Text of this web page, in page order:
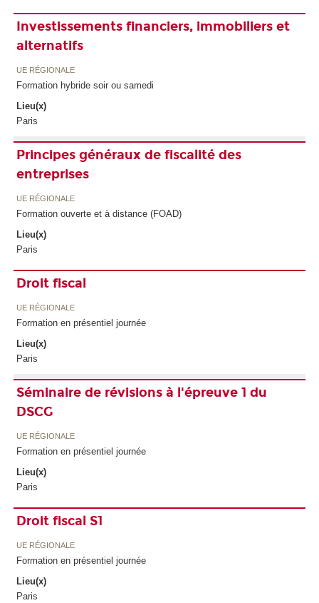
Investissements financiers, immobiliers et
alternatifs
UE RÉGIONALE
Formation hybride soir ou samedi
Lieu(x)
Paris
Principes généraux de fiscalité des
entreprises
UE RÉGIONALE
Formation ouverte et à distance (FOAD)
Lieu(x)
Paris
Droit fiscal
UE RÉGIONALE
Formation en présentiel journée
Lieu(x)
Paris
Séminaire de révisions à l'épreuve 1 du
DSCG
UE RÉGIONALE
Formation en présentiel journée
Lieu(x)
Paris
Droit fiscal S1
UE RÉGIONALE
Formation en présentiel journée
Lieu(x)
Paris